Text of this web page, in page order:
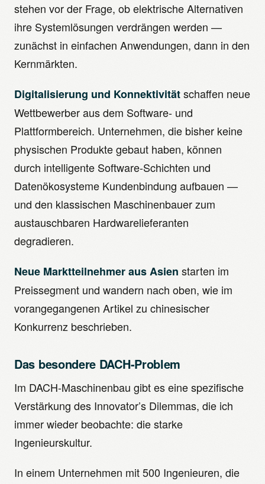
stehen vor der Frage, ob elektrische Alternativen
ihre Systemlösungen verdrängen werden —
zunächst in einfachen Anwendungen, dann in den
Kernmärkten.
Digitalisierung und Konnektivitätschaffen neue
Wettbewerber aus dem Software- und
Plattformbereich. Unternehmen, die bisher keine
physischen Produkte gebaut haben, können
durch intelligente Software-Schichten und
Datenökosysteme Kundenbindung aufbauen —
und den klassischen Maschinenbauer zum
austauschbaren Hardwarelieferanten
degradieren.
Neue Marktteilnehmer aus Asien starten im
Preissegment und wandern nach oben, wie im
vorangegangenen Artikel zu chinesischer
Konkurrenz beschrieben.
Das besondere DACH-Problem
Im DACH-Maschinenbau gibt es eine spezifische
Verstärkung des Innovator’s Dilemmas, die ich
immer wieder beobachte: die starke
Ingenieurskultur.
In einem Unternehmen mit 500 Ingenieuren, die